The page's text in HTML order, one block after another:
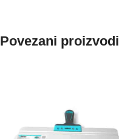
Povezani proizvodi